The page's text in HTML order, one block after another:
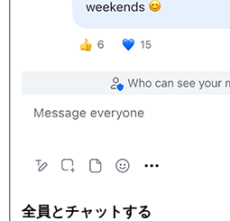
全員とチャットする